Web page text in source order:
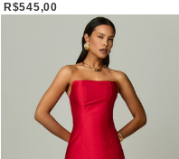
R$545,00